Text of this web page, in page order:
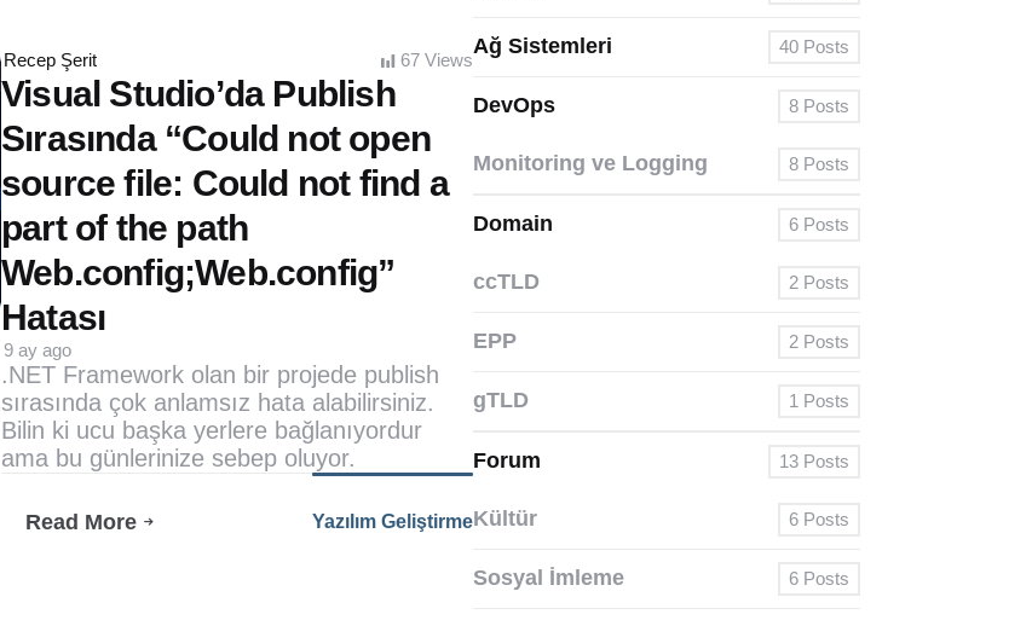
Posted
by
Recep Şerit 67 Views
Visual Studio’da Publish
Sırasında “Could not open
source file: Could not find a
part of the path
Web.config;Web.config”
Hatası
9 ay ago
.NET Framework olan bir projede publish
sırasında çok anlamsız hata alabilirsiniz.
Bilin ki ucu başka yerlere bağlanıyordur
ama bu günlerinize sebep oluyor.
Read More
Visual
Yazılım Geliştirme
Ağ Sistemleri 40 Posts
DevOps 8 Posts
Monitoring ve Logging 8 Posts
Domain 6 Posts
ccTLD 2 Posts
EPP 2 Posts
gTLD 1 Posts
Forum 13 Posts
Kültür 6 Posts
Sosyal İmleme 6 Posts